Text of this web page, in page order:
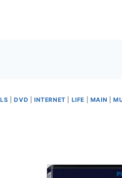
|DVD |INTERNET LIFE MAIN